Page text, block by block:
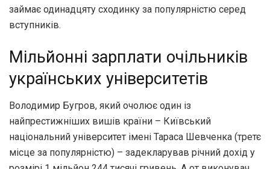
займає одинадцяту сходинку за популярністю серед
вступників.
Мільйонні зарплати очільників
українських університетів
Володимир Бугров, який очолює один із
найпрестижніших вишів країни – Київський
національний університет імені Тараса Шевченка (третє
місце за популярністю) – задекларував річний дохід у